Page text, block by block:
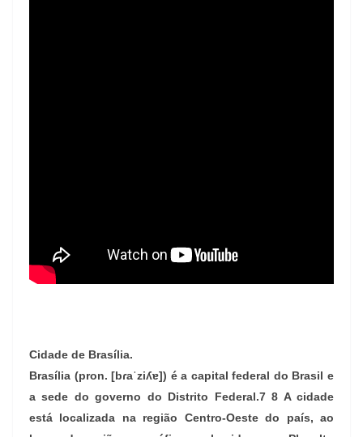
Cidade de Brasília.
Brasília (pron. [bɾaˈziʎɐ]) é a capital federal do Brasil e
a sede do governo do Distrito Federal.7 8 A cidade
está localizada na região Centro-Oeste do país, ao